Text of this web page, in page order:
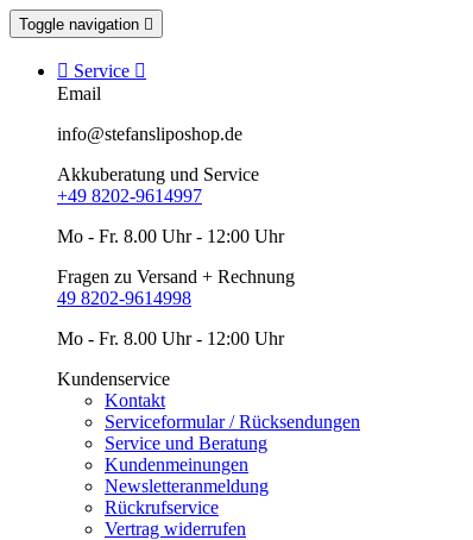
Toggle navigation 
 Service 
Email
info@stefansliposhop.de
Akkuberatung und Service
+49 8202-9614997
Mo - Fr. 8.00 Uhr - 12:00 Uhr
Fragen zu Versand + Rechnung
49 8202-9614998
Mo - Fr. 8.00 Uhr - 12:00 Uhr
Kundenservice
Kontakt
Serviceformular / Rücksendungen
Service und Beratung
Kundenmeinungen
Newsletteranmeldung
Rückrufservice
Vertrag widerrufen